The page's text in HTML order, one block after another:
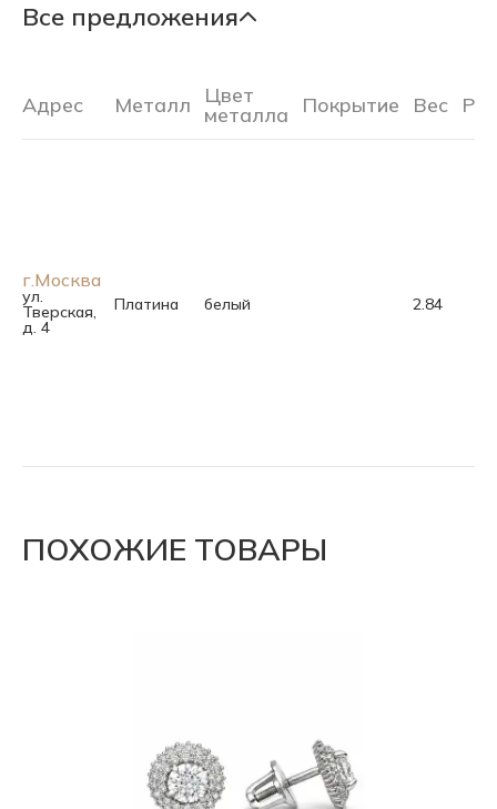
Все предложения
Адрес Металл Цвет
металла Покрытие Вес
г.Москва
ул.
Тверская,
д. 4
Платина белый 2.84
ПОХОЖИЕ ТОВАРЫ